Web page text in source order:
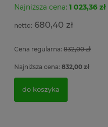
Najniższa cena: 1 023,36 zł
680,40 zł
Cena regularna: 832,00 zł
Najniższa cena: 832,00 zł
do koszyka